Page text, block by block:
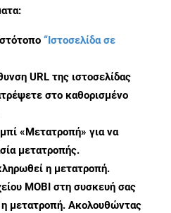
“Ιστοσελίδα σε
URL της ιστοσελίδας
στο καθορισμένο
«Μετατροπή» για να
μετατροπής.
η μετατροπή.
MOBI στη συσκευή σας
η μετατροπή. Ακολουθώντας